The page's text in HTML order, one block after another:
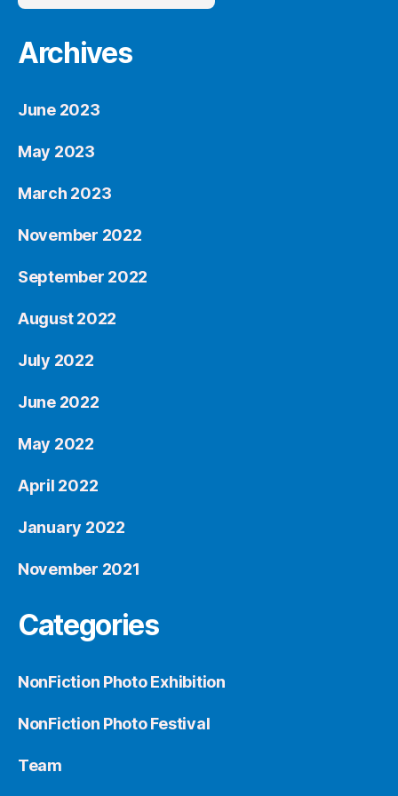
Archives
June 2023
May 2023
March 2023
November 2022
September 2022
August 2022
July 2022
June 2022
May 2022
April 2022
January 2022
November 2021
Categories
NonFiction Photo Exhibition
NonFiction Photo Festival
Team